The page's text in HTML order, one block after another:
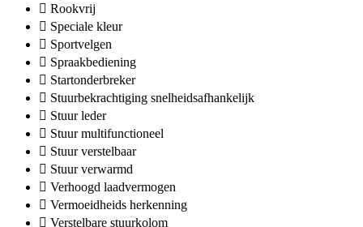
Rookvrij
Speciale kleur
Sportvelgen
Spraakbediening
Startonderbreker
Stuurbekrachtiging snelheidsafhankelijk
Stuur leder
Stuur multifunctioneel
Stuur verstelbaar
Stuur verwarmd
Verhoogd laadvermogen
Vermoeidheids herkenning
Verstelbare stuurkolom